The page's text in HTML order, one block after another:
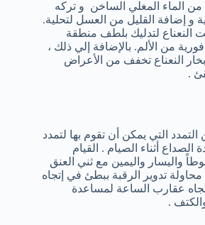
الماء المغلي الساخن و تركه
تصفية و إضافة القليل من العسل لتحلية.
النعناع لتدليك بلطف منطقة
من الألم. بالإضافة إلي ذلك ،
النعناع تخفف من الأعراض
.
التي يمكن أن تقوم بها لتمدد
الصداع أثناء الصيام . القيام
واليسار واليمين مع ثني العنق
تدوير الرقبة ببطئ في إتجاه
عقارب الساعة لمساعدة
.